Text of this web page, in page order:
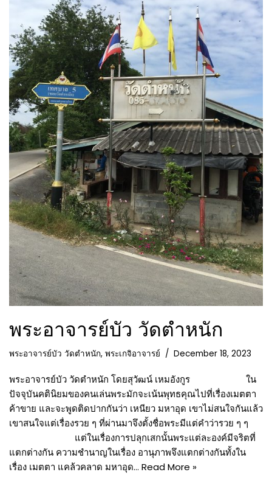
พระอาจารย์บัว วัดตำหนัก
พระอาจารย์บัว วัดตำหนัก, พระเกจิอาจารย์ December 18, 2023
พระอาจารย์บัว วัดตำหนัก โดยสุวัฒน์ เหมอังกูร ใน
ปัจจุบันคตินิยมของคนเล่นพระมักจะเน้นพุทธคุณไปที่เรื่องเมตตา
ค้าขาย และจะพูดติดปากกันว่า เหนียว มหาอุด เขาไม่สนใจกันแล้ว
เขาสนใจแต่เรื่องรวย ๆ ที่ผ่านมาจึงตั้งชื่อพระมีแต่คำว่ารวย ๆ ๆ
แต่ในเรื่องการปลุกเสกนั้นพระแต่ละองค์มีจริตที่
แตกต่างกัน ความชำนาญในเรื่อง อานุภาพจึงแตกต่างกันทั้งใน
เรื่อง เมตตา แคล้วคลาด มหาอุด… Read More »